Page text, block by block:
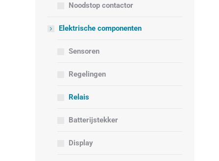
Noodstop contactor
Elektrische componenten
Sensoren
Regelingen
Relais
Batterijstekker
Display